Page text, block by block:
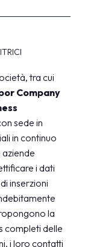
tra cui
Company
sede in
in continuo
i dati
inserzioni
la
completi delle
i loro contatti